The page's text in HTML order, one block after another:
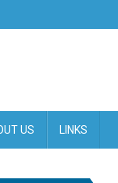
US LINKS